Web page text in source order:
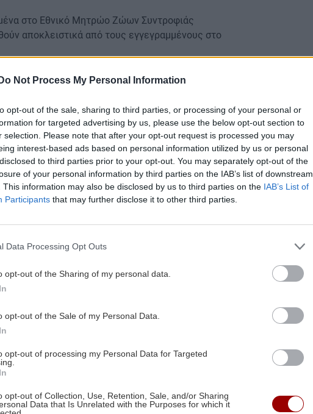
Do Not Process My Personal Information
opt-out of the sale, sharing to third parties, or processing of your personal or
for targeted advertising by us, please use the below opt-out section to
selection. Please note that after your opt-out request is processed you may
interest-based ads based on personal information utilized by us or personal
to third parties prior to your opt-out. You may separately opt-out of the
of your personal information by third parties on the IAB’s list of downstream
This information may also be disclosed by us to third parties on the IAB’s List of
Participants that may further disclose it to other third parties.
Data Processing Opt Outs
opt-out of the Sharing of my personal data.
opt-out of the Sale of my Personal Data.
opt-out of processing my Personal Data for Targeted
opt-out of Collection, Use, Retention, Sale, and/or Sharing
Data that Is Unrelated with the Purposes for which it
στο Εθνικό Μητρώο Ζώων Συντροφιάς
αποκλειστικά από τους εγγεγραμμένους στο
Gov.gr Wallet απευθείας στο κινητό τους
Play, καθώς και μέσω του wallet.gov.gr.
δέκατο έγγραφο που εντάσσεται στο Gov.gr
τα εξής έγγραφα: το Δελτίο Αστυνομικής
Κάρτα Αναπηρίας, η Ψηφιακή Κάρτα Ανεργίας
στον δακτύλιο της Αθήνας, τα στοιχεία
η Ασφαλιστική Ικανότητα και η Άδεια Χειριστή
εγκαταστήσει στο κινητό τους 4.026.645
και αποθηκευτεί 2.955.818 Δελτία
Οδήγησης, 50.155 Ψηφιακές Κάρτες
57.733 Κάρτες Δακτυλίου, 860.801 Στοιχεία
69.205 Ασφαλιστικές Ικανότητες και 12.486
έγινε από τη Γενική Γραμματεία Πληροφοριακών
το Εθνικό Δίκτυο Υποδομών Τεχνολογίας και
Ψηφιακής Διακυβέρνησης. Τα στοιχεία του
μέσω του Κέντρου Διαλειτουργικότητας της
και Ψηφιακής Διακυβέρνησης.